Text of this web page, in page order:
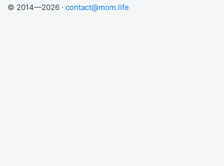
© 2014—2026 · contact@mom.life